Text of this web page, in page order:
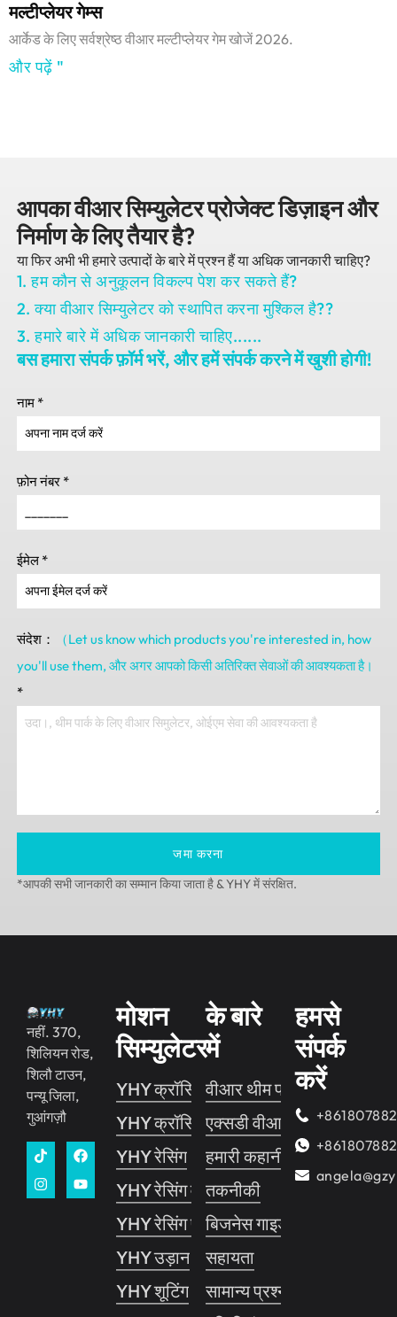
मल्टीप्लेयर गेम्स
आर्केड के लिए सर्वश्रेष्ठ वीआर मल्टीप्लेयर गेम खोजें 2026.
और पढ़ें "
आपका वीआर सिम्युलेटर प्रोजेक्ट डिज़ाइन और
निर्माण के लिए तैयार है?
या फिर अभी भी हमारे उत्पादों के बारे में प्रश्न हैं या अधिक जानकारी चाहिए?
1. हम कौन से अनुकूलन विकल्प पेश कर सकते हैं?
2. क्या वीआर सिम्युलेटर को स्थापित करना मुश्किल है??
3. हमारे बारे में अधिक जानकारी चाहिए......
बस हमारा संपर्क फ़ॉर्म भरें, और हमें संपर्क करने में खुशी होगी!
नाम *
फ़ोन नंबर *
ईमेल *
संदेश： （Let us know which products you're interested in, how
you'll use them, और अगर आपको किसी अतिरिक्त सेवाओं की आवश्यकता है।
*
जमा करना
*आपकी सभी जानकारी का सम्मान किया जाता है & YHY में संरक्षित.
नहीं. 370,
शिलियन रोड,
शिलौ टाउन,
पन्यू जिला,
गुआंगज़ौ
मोशन
सिम्युलेटर
YHY क्रॉसिंग 2
YHY क्रॉसिंग 1
YHY रेसिंग
YHY रेसिंग वी.आर
YHY रेसिंग प्रो
YHY उड़ान
YHY शूटिंग
के बारे
में
वीआर थीम पार्क
एक्सडी वीआर सिनेमा
हमारी कहानी
तकनीकी
बिजनेस गाइड
सहायता
सामान्य प्रश्नोत्तर
हमसे
संपर्क
करें